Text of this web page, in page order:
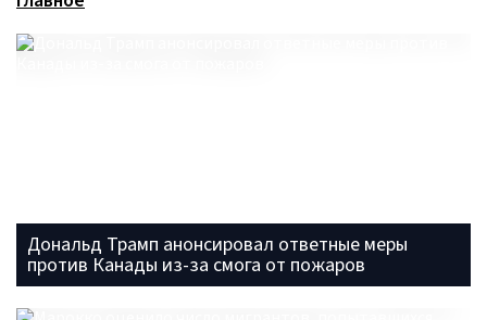
Дональд Трамп анонсировал ответные меры
против Канады из-за смога от пожаров